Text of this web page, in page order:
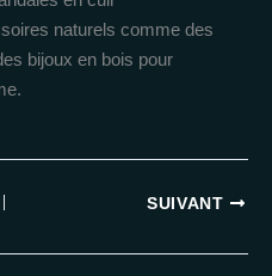
naturels comme des
bijoux en bois pour
SUIVANT